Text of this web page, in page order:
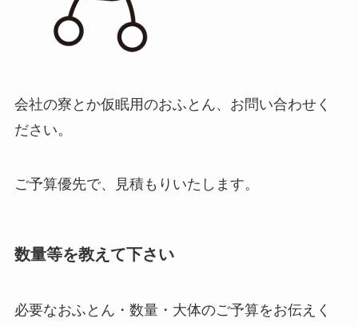
会社の寮とか仮眠用のおふとん、お問い合わせく
ださい。
ご予算優先で、見積もりいたします。
数量等を教えて下さい
必要なおふとん・数量・大体のご予算をお伝えく